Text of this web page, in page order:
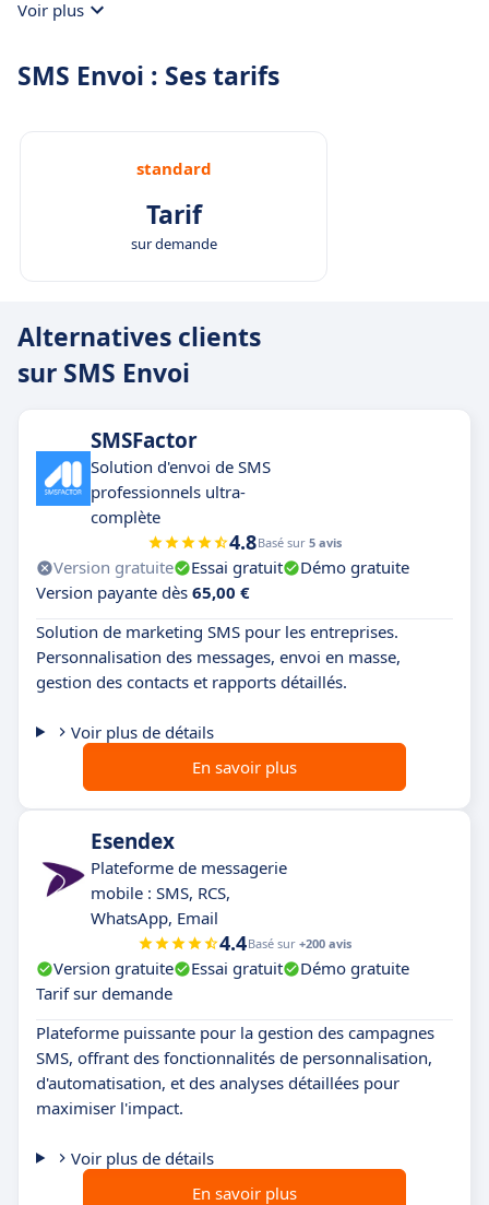
Voir plus
SMS Envoi : Ses tarifs
standard
Tarif
sur demande
Alternatives clients
sur SMS Envoi
SMSFactor
Solution d'envoi de SMS
professionnels ultra-
complète
4.8Basé sur 5 avis
Version gratuite Essai gratuit
Démo gratuite
Version payante dès 65,00 €
Solution de marketing SMS pour les entreprises.
Personnalisation des messages, envoi en masse,
gestion des contacts et rapports détaillés.
Voir plus de détails
En savoir plus
Esendex
Plateforme de messagerie
mobile : SMS, RCS,
WhatsApp, Email
4.4Basé sur +200 avis
Version gratuite Essai gratuit
Démo gratuite
Tarif sur demande
Plateforme puissante pour la gestion des campagnes
SMS, offrant des fonctionnalités de personnalisation,
d'automatisation, et des analyses détaillées pour
maximiser l'impact.
Voir plus de détails
En savoir plus